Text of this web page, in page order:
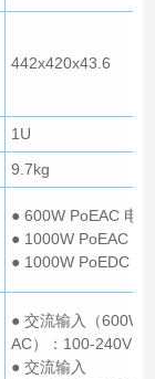
442x420x43.6
1U
9.7kg
● 600W PoEAC 电源
● 1000W PoEAC 电
● 1000W PoEDC 电
● 交流输入（600W/
AC）：100-240V
● 交流输入